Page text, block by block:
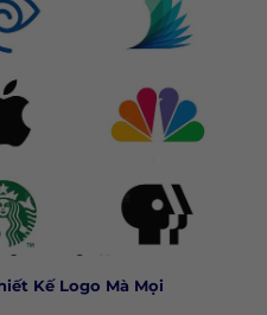
Kế Logo Mà Mọi